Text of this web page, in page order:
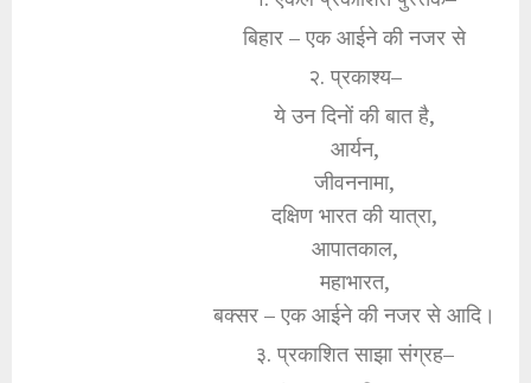
बिहार – एक आईने की नजर से
२. प्रकाश्य–
ये उन दिनों की बात है,
आर्यन,
जीवननामा,
दक्षिण भारत की यात्रा,
आपातकाल,
महाभारत,
बक्सर – एक आईने की नजर से आदि।
३. प्रकाशित साझा संग्रह–